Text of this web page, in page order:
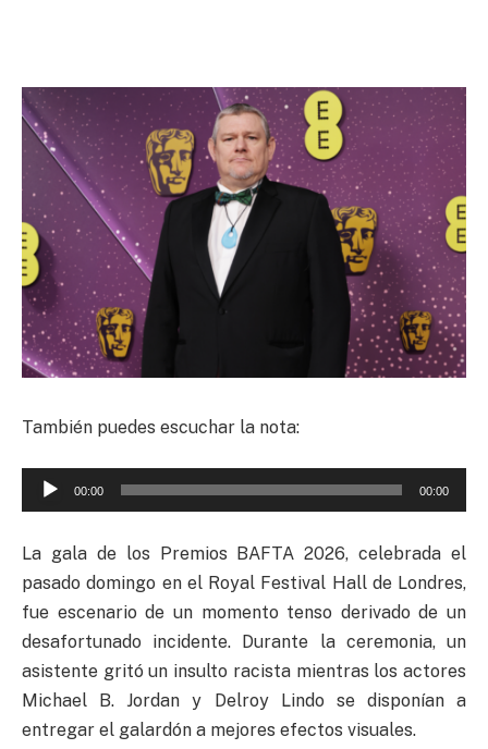
También puedes escuchar la nota:
Reproductor
de
00:00 00:00
La gala de los Premios BAFTA 2026, celebrada el
pasado domingo en el Royal Festival Hall de Londres,
fue escenario de un momento tenso derivado de un
desafortunado incidente. Durante la ceremonia, un
asistente gritó un insulto racista mientras los actores
Michael B. Jordan y Delroy Lindo se disponían a
entregar el galardón a mejores efectos visuales.